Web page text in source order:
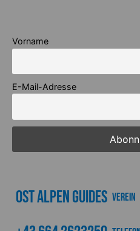
Vorname
E-Mail-Adresse
Ost Alpen Guides Verein